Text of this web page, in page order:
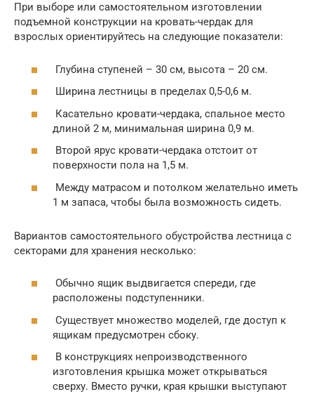
При выборе или самостоятельном изготовлении
подъемной конструкции на кровать-чердак для
взрослых ориентируйтесь на следующие показатели:
Глубина ступеней – 30 см, высота – 20 см.
Ширина лестницы в пределах 0,5-0,6 м.
Касательно кровати-чердака, спальное место
длиной 2 м, минимальная ширина 0,9 м.
Второй ярус кровати-чердака отстоит от
поверхности пола на 1,5 м.
Между матрасом и потолком желательно иметь
1 м запаса, чтобы была возможность сидеть.
Вариантов самостоятельного обустройства лестница с
секторами для хранения несколько:
Обычно ящик выдвигается спереди, где
расположены подступенники.
Существует множество моделей, где доступ к
ящикам предусмотрен сбоку.
В конструкциях непроизводственного
изготовления крышка может открываться
сверху. Вместо ручки, края крышки выступают